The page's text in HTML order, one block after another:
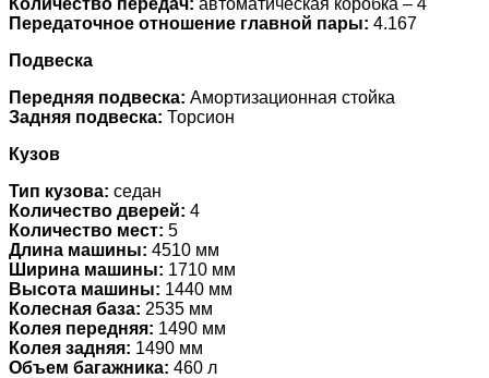
Передаточное отношение главной пары: 4.167
Подвеска
Передняя подвеска: Амортизационная стойка
Задняя подвеска: Торсион
Кузов
Тип кузова: седан
Количество дверей: 4
Количество мест: 5
Длина машины: 4510 мм
Ширина машины: 1710 мм
Высота машины: 1440 мм
Колесная база: 2535 мм
Колея передняя: 1490 мм
Колея задняя: 1490 мм
Объем багажника: 460 л